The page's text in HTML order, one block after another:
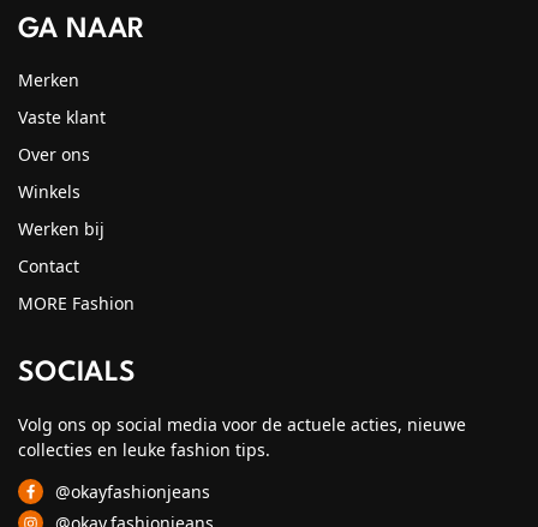
GA NAAR
Merken
Vaste klant
Over ons
Winkels
Werken bij
Contact
MORE Fashion
SOCIALS
Volg ons op social media voor de actuele acties, nieuwe
collecties en leuke fashion tips.
@okayfashionjeans
@okay.fashionjeans